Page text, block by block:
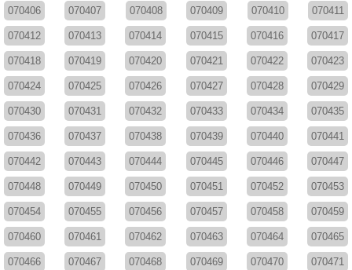
070406 070407 070408 070409 070410 070411
070412 070413 070414 070415 070416 070417
070418 070419 070420 070421 070422 070423
070424 070425 070426 070427 070428 070429
070430 070431 070432 070433 070434 070435
070436 070437 070438 070439 070440 070441
070442 070443 070444 070445 070446 070447
070448 070449 070450 070451 070452 070453
070454 070455 070456 070457 070458 070459
070460 070461 070462 070463 070464 070465
070466 070467 070468 070469 070470 070471